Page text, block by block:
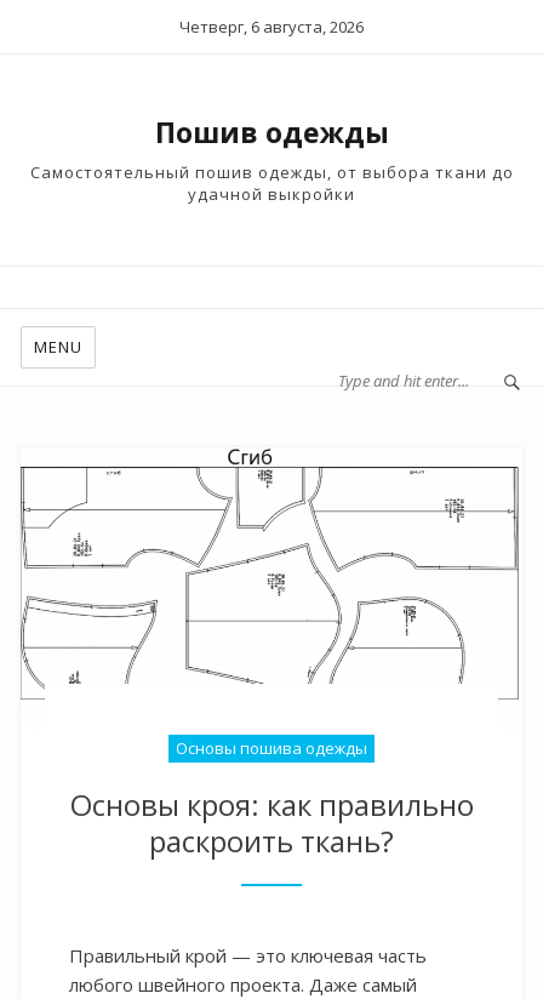
Четверг, 6 августа, 2026
Пошив одежды
Самостоятельный пошив одежды, от выбора ткани до
удачной выкройки
MENU
Основы пошива одежды
Основы кроя: как правильно
раскроить ткань?
Правильный крой — это ключевая часть
любого швейного проекта. Даже самый